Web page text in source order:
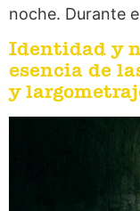
noche. Durante
Identidad y
esencia de
y